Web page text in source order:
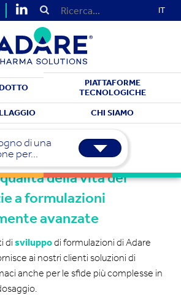
IT
PIATTAFORME
TECNOLOGICHE
CHI SIAMO
di una
per...
della vita dei
a formulazioni
avanzate
di sviluppodi formulazioni di Adare
ai nostri clienti soluzioni di
anche per le sfide più complesse in